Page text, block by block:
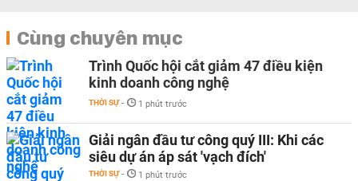
Cùng chuyên mục
Trình Quốc hội cắt giảm 47 điều kiện
kinh doanh công nghệ
THỜI SỰ - 1 phút trước
Giải ngân đầu tư công quý III: Khi các
siêu dự án áp sát 'vạch đích'
THỜI SỰ - 1 phút trước